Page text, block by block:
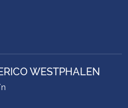
WESTPHALEN